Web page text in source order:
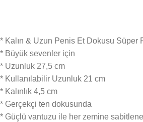
* Kalın & Uzun Penis Et Dokusu Süper
* Büyük sevenler için
* Uzunluk 27,5 cm
* Kullanılabilir Uzunluk 21 cm
* Kalınlık 4,5 cm
* Gerçekçi ten dokusunda
* Güçlü vantuzu ile her zemine